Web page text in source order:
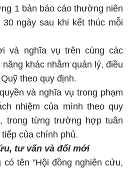
1 bản báo cáo thường niên
ngày sau khi kết thúc mỗi
và nghĩa vụ trên cùng các
khác nhằm quản lý, điều
theo quy định.
và nghĩa vụ trong phạm
nhiệm của mình theo quy
trong từng trường hợp tuân
của chính phủ.
tư vấn và đổi mới
tên "Hội đồng nghiên cứu,